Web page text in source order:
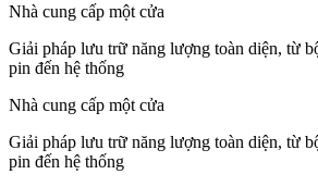
Nhà cung cấp một cửa
Giải pháp lưu trữ năng lượng toàn diện, từ
pin đến hệ thống
Nhà cung cấp một cửa
Giải pháp lưu trữ năng lượng toàn diện, từ
pin đến hệ thống